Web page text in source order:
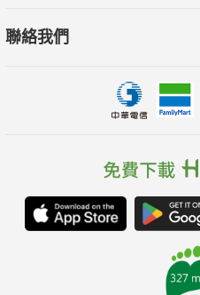
聯絡我們